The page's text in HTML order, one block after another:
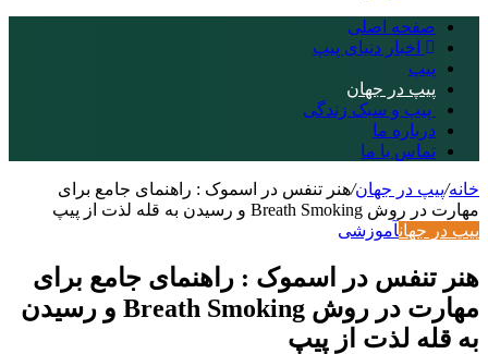
صفحه اصلی
اخبار دنیای پیپ
پیپ
پیپ در جهان
پیپ و سبک زندگی
درباره ما
تماس با ما
خانه/پیپ در جهان/هنر تنفس در اسموک : راهنمای جامع برای
مهارت در روش Breath Smoking و رسیدن به قله لذت از پیپ
پیپ در جهانآموزشی
هنر تنفس در اسموک : راهنمای جامع برای
مهارت در روش Breath Smoking و رسیدن
به قله لذت از پیپ